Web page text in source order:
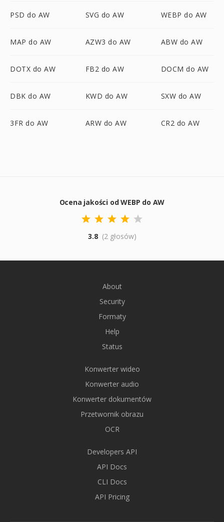
PSD do AW SVG do AW WEBP do AW
MAP do AW AZW3 do AW ABW do AW
DOTX do AW FB2 do AW DOCM do AW
DBK do AW KWD do AW SXW do AW
3FR do AW ARW do AW CR2 do AW
Ocena jakości od WEBP do AW
3.8 (2 głosów)
About
Security
Formaty
Help
Status
Konwerter wideo
Konwerter audio
Konwerter dokumentów
Przetwornik obrazu
OCR
Developers API
API Docs
CLI Docs
API Pricing